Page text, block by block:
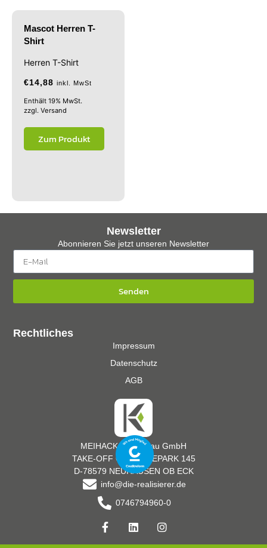
Mascot Herren T-
Shirt
Herren T-Shirt
€14,88 inkl. MwSt
Enthält 19% MwSt.
zzgl. Versand
Zum Produkt
MEIHACK Messebau GmbH
TAKE-OFF GEWERBEPARK 145
D-78579 NEUHAUSEN OB ECK
info@die-realisierer.de
0746794960-0
Rechtliches
Impressum
Datenschutz
AGB
Newsletter
Abonnieren Sie jetzt unseren Newsletter
Senden